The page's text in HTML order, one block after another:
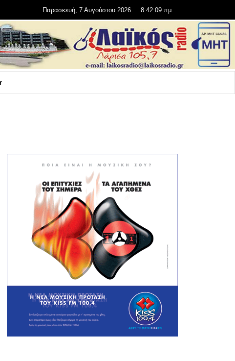
Παρασκευή, 7 Αυγούστου 2026 8:42:10 πμ